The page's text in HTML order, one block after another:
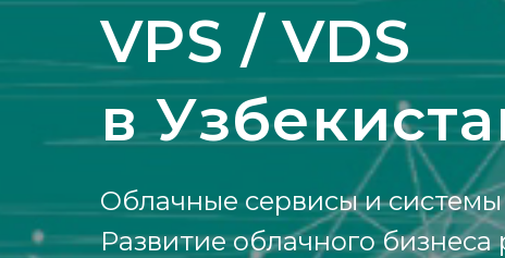
VPS / VDS
в
Облачные сервисы и
Развитие облачного бизнеса